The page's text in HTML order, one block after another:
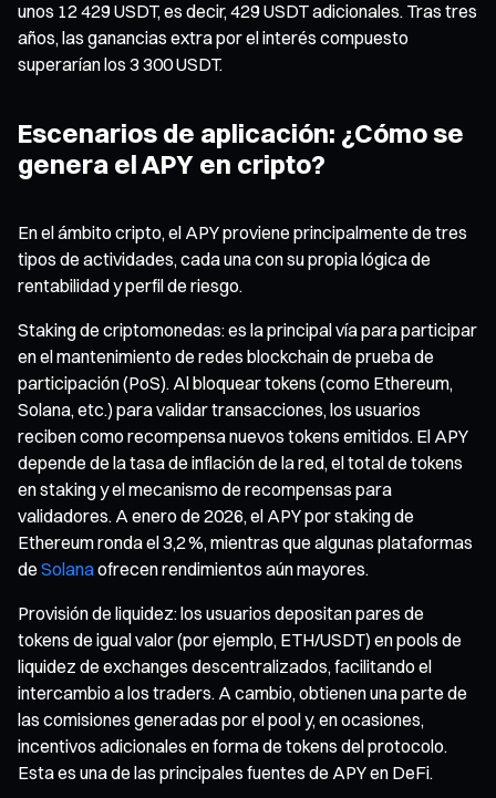
unos 12 429 USDT, es decir, 429 USDT adicionales. Tras tres
años, las ganancias extra por el interés compuesto
superarían los 3 300 USDT.
Escenarios de aplicación: ¿Cómo se
genera el APY en cripto?
En el ámbito cripto, el APY proviene principalmente de tres
tipos de actividades, cada una con su propia lógica de
rentabilidad y perfil de riesgo.
Staking de criptomonedas: es la principal vía para participar
en el mantenimiento de redes blockchain de prueba de
participación (PoS). Al bloquear tokens (como Ethereum,
Solana, etc.) para validar transacciones, los usuarios
reciben como recompensa nuevos tokens emitidos. El APY
depende de la tasa de inflación de la red, el total de tokens
en staking y el mecanismo de recompensas para
validadores. A enero de 2026, el APY por staking de
Ethereum ronda el 3,2 %, mientras que algunas plataformas
de Solanaofrecen rendimientos aún mayores.
Provisión de liquidez: los usuarios depositan pares de
tokens de igual valor (por ejemplo, ETH/USDT) en pools de
liquidez de exchanges descentralizados, facilitando el
intercambio a los traders. A cambio, obtienen una parte de
las comisiones generadas por el pool y, en ocasiones,
incentivos adicionales en forma de tokens del protocolo.
Esta es una de las principales fuentes de APY en DeFi.